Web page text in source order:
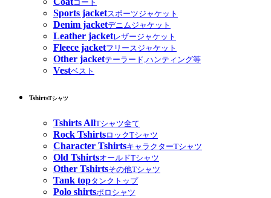
コート
Sports jacketスポーツジャケット
Denim jacketデニムジャケット
Leather jacketレザージャケット
Fleece jacketフリースジャケット
Other jacketテーラード,ハンティング等
Vestベスト
TshirtsTシャツ
Tshirts AllTシャツ全て
Rock TshirtsロックTシャツ
Character TshirtsキャラクターTシャツ
Old TshirtsオールドTシャツ
Other Tshirtsその他Tシャツ
Tank topタンクトップ
Polo shirtsポロシャツ